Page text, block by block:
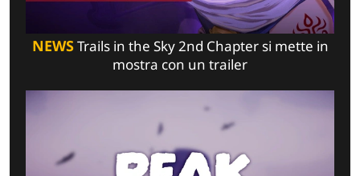
NEWSTrails in the Sky 2nd Chapter si mette in
mostra con un trailer